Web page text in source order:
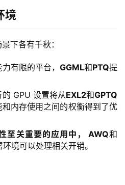
境
下各有千秋：
有限的平台， GGML和PTQ提
的 GPU 设置将从EXL2和GPTQ
内存使用之间的权衡得到了优
至关重要的应用中， AWQ和
境可以处理相关开销。